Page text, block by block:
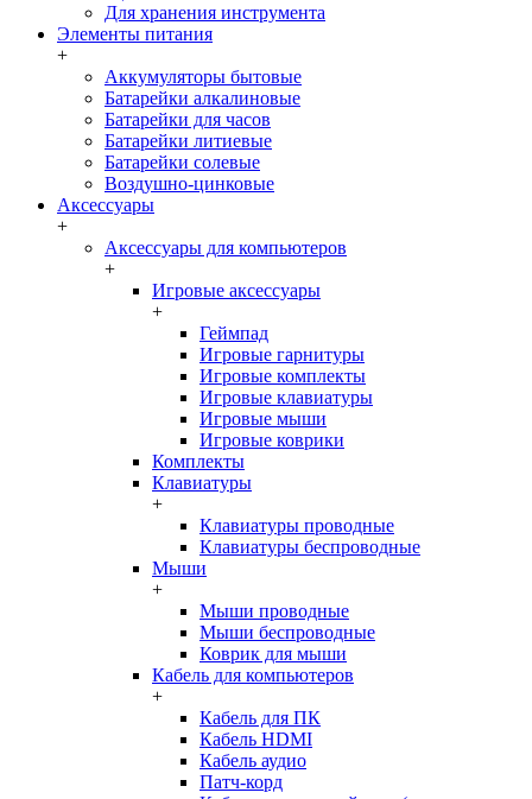
Для хранения инструмента
Элементы питания
+
Аккумуляторы бытовые
Батарейки алкалиновые
Батарейки для часов
Батарейки литиевые
Батарейки солевые
Воздушно-цинковые
Аксессуары
+
Аксессуары для компьютеров
+
Игровые аксессуары
+
Геймпад
Игровые гарнитуры
Игровые комплекты
Игровые клавиатуры
Игровые мыши
Игровые коврики
Комплекты
Клавиатуры
+
Клавиатуры проводные
Клавиатуры беспроводные
Мыши
+
Мыши проводные
Мыши беспроводные
Коврик для мыши
Кабель для компьютеров
+
Кабель для ПК
Кабель HDMI
Кабель аудио
Патч-корд